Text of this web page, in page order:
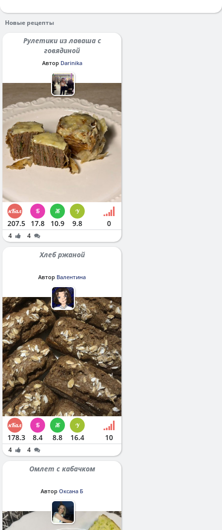
Новые рецепты
Рулетики из лаваша с
говядиной
Автор Darinika
207.5 17.8 10.9 9.8 0
4 4
Хлеб ржаной
Автор Валентина
178.3 8.4 8.8 16.4 10
4 4
Омлет с кабачком
Автор Оксана Б